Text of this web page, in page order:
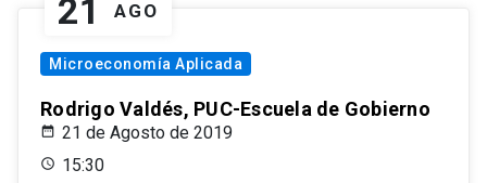
21 AGO
Microeconomía Aplicada
Rodrigo Valdés, PUC-Escuela de Gobierno
21 de Agosto de 2019
15:30